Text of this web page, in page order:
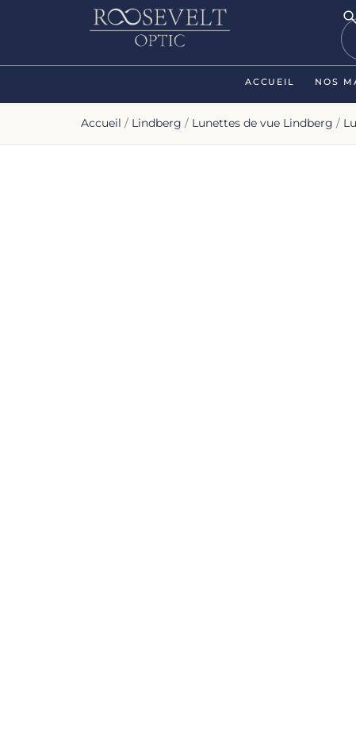
ACCUEIL NOS
Accueil / Lindberg / Lunettes de vue Lindberg /